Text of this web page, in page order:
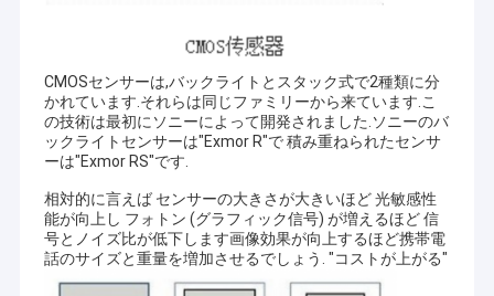
CMOSセンサーは,バックライトとスタック式で2種類に分
かれています.それらは同じファミリーから来ています.こ
の技術は最初にソニーによって開発されました.ソニーのバ
ックライトセンサーは"Exmor R"で 積み重ねられたセンサ
ーは"Exmor RS"です.
相対的に言えば センサーの大きさが大きいほど 光敏感性
能が向上し フォトン (グラフィック信号) が増えるほど 信
号とノイズ比が低下します画像効果が向上するほど携帯電
話のサイズと重量を増加させるでしょう. "コストが上がる"